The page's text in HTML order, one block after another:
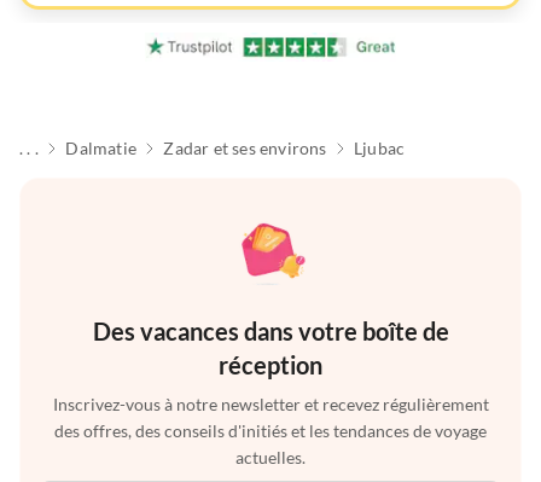
. . . Dalmatie Zadar et ses environs Ljubac
Des vacances dans votre boîte de
réception
Inscrivez-vous à notre newsletter et recevez régulièrement
des offres, des conseils d'initiés et les tendances de voyage
actuelles.